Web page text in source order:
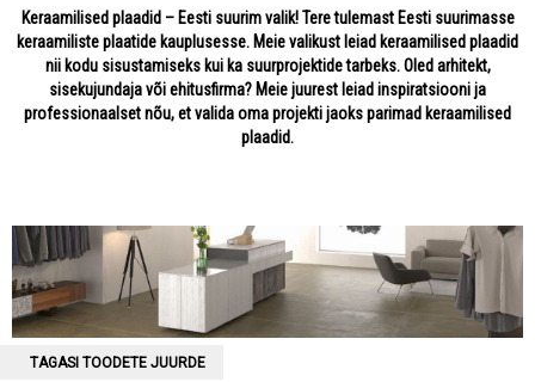
Keraamilised plaadid – Eesti suurim valik! Tere tulemast Eesti suurimasse
keraamiliste plaatide kauplusesse. Meie valikust leiad keraamilised plaadid
nii kodu sisustamiseks kui ka suurprojektide tarbeks. Oled arhitekt,
sisekujundaja või ehitusfirma? Meie juurest leiad inspiratsiooni ja
professionaalset nõu, et valida oma projekti jaoks parimad keraamilised
plaadid.
TAGASI TOODETE JUURDE